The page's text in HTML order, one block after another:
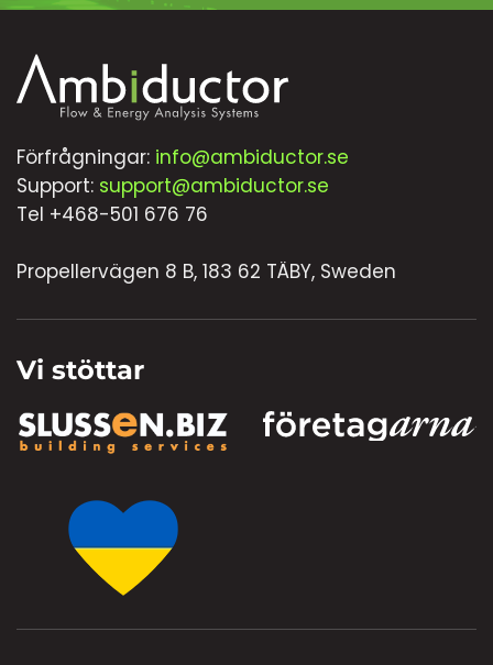
Förfrågningar: info@ambiductor.se
Support: support@ambiductor.se
Tel +468-501 676 76
Propellervägen 8 B, 183 62 TÄBY, Sweden
Vi stöttar